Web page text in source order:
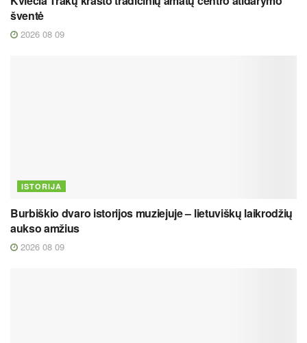
šventė
2026 08 09
ISTORIJA
Burbiškio dvaro istorijos muziejuje – lietuviškų laikrodžių
aukso amžius
2026 08 09